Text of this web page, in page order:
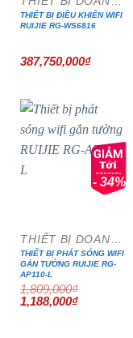
THIẾT BỊ ĐIỀU KHIỂN WIFI
RUIJIE RG-WS6816
387,750,000₫
- 34%
THIẾT BỊ DOANH NGHIỆP
THIẾT BỊ PHÁT SÓNG WIFI
GẮN TƯỜNG RUIJIE RG-
AP110-L
1,809,000₫
Giá
gốc
1,188,000₫Giá